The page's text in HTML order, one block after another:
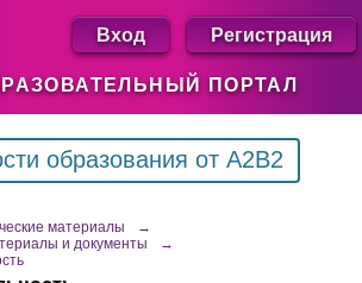
ПОРТАЛ
Вход Регистрация
образования от A2B2
материалы
→
и документы
→